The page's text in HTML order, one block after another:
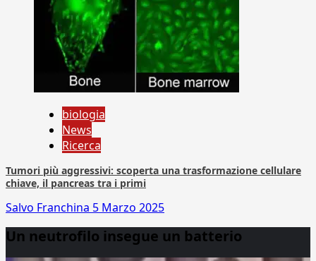
biologia
News
Ricerca
Tumori più aggressivi: scoperta una trasformazione cellulare
chiave, il pancreas tra i primi
Salvo Franchina 5 Marzo 2025
Un neutrofilo insegue un batterio